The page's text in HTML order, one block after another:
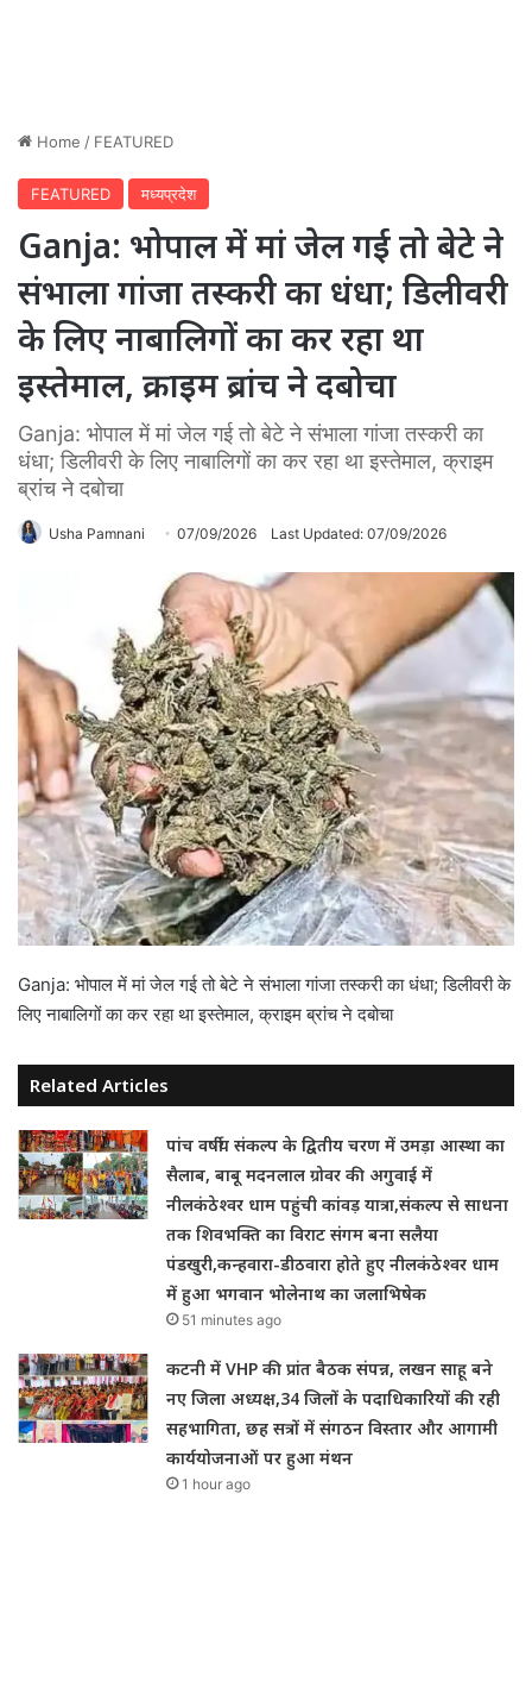
Home / FEATURED
FEATURED मध्यप्रदेश
Ganja: भोपाल में मां जेल गई तो बेटे ने
संभाला गांजा तस्करी का धंधा; डिलीवरी
के लिए नाबालिगों का कर रहा था
इस्तेमाल, क्राइम ब्रांच ने दबोचा
Ganja: भोपाल में मां जेल गई तो बेटे ने संभाला गांजा तस्करी का
धंधा; डिलीवरी के लिए नाबालिगों का कर रहा था इस्तेमाल, क्राइम
ब्रांच ने दबोचा
Usha Pamnani 07/09/2026 Last Updated: 07/09/2026
Ganja: भोपाल में मां जेल गई तो बेटे ने संभाला गांजा तस्करी का धंधा; डिलीवरी के
लिए नाबालिगों का कर रहा था इस्तेमाल, क्राइम ब्रांच ने दबोचा
Related Articles
पांच वर्षीय संकल्प के द्वितीय चरण में उमड़ा आस्था का
सैलाब, बाबू मदनलाल ग्रोवर की अगुवाई में
नीलकंठेश्वर धाम पहुंची कांवड़ यात्रा,संकल्प से साधना
तक शिवभक्ति का विराट संगम बना सलैया
पंडखुरी,कन्हवारा-डीठवारा होते हुए नीलकंठेश्वर धाम
में हुआ भगवान भोलेनाथ का जलाभिषेक
51 minutes ago
कटनी में VHP की प्रांत बैठक संपन्न, लखन साहू बने
नए जिला अध्यक्ष,34 जिलों के पदाधिकारियों की रही
सहभागिता, छह सत्रों में संगठन विस्तार और आगामी
कार्ययोजनाओं पर हुआ मंथन
1 hour ago